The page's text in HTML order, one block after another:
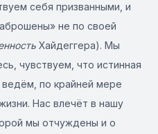
себя призванными, и
не по своей
Хайдеггера). Мы
чувствуем, что истинная
по крайней мере
Нас влечёт в нашу
мы отчуждены и о